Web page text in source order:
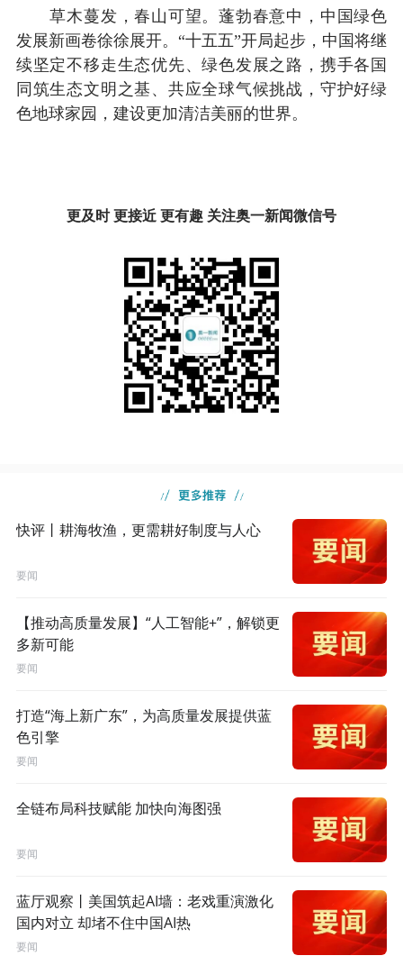
草木蔓发，春山可望。蓬勃春意中，中国绿色
发展新画卷徐徐展开。“十五五”开局起步，中国将继
续坚定不移走生态优先、绿色发展之路，携手各国
同筑生态文明之基、共应全球气候挑战，守护好绿
色地球家园，建设更加清洁美丽的世界。
更及时 更接近 更有趣 关注奥一新闻微信号
快评丨耕海牧渔，更需耕好制度与人心
要闻
【推动高质量发展】“人工智能+”，解锁更
多新可能
要闻
打造“海上新广东”，为高质量发展提供蓝
色引擎
要闻
全链布局科技赋能 加快向海图强
要闻
蓝厅观察丨美国筑起AI墙：老戏重演激化
国内对立 却堵不住中国AI热
要闻